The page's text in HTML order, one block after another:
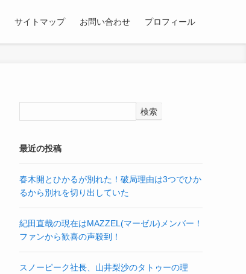
サイトマップ お問い合わせ プロフィール
検索
最近の投稿
春木開とひかるが別れた！破局理由は3つでひか
るから別れを切り出していた
紀田直哉の現在はMAZZEL(マーゼル)メンバー！
ファンから歓喜の声殺到！
スノーピーク社長、山井梨沙のタトゥーの理